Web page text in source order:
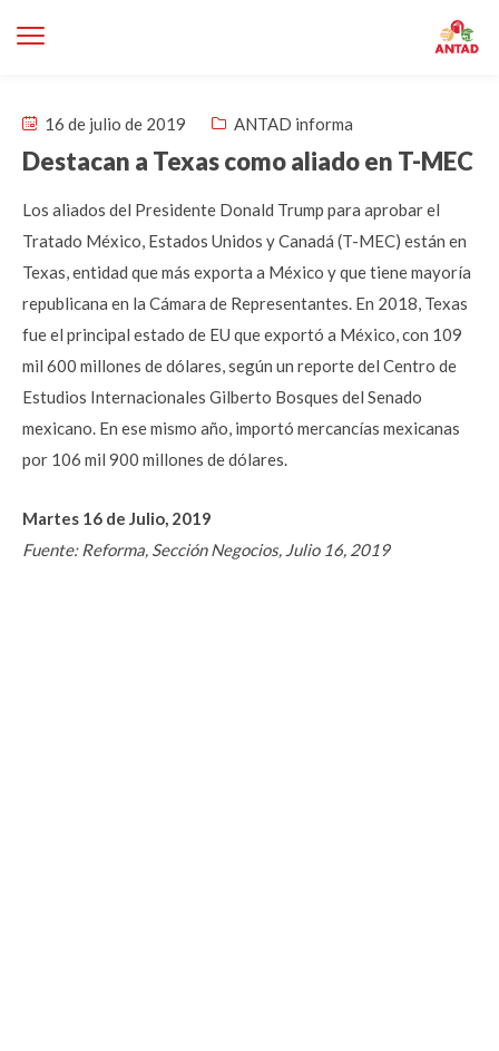
16 de julio de 2019 ANTAD informa
Destacan a Texas como aliado en T-MEC
Los aliados del Presidente Donald Trump para aprobar el
Tratado México, Estados Unidos y Canadá (T-MEC) están en
Texas, entidad que más exporta a México y que tiene mayoría
republicana en la Cámara de Representantes. En 2018, Texas
fue el principal estado de EU que exportó a México, con 109
mil 600 millones de dólares, según un reporte del Centro de
Estudios Internacionales Gilberto Bosques del Senado
mexicano. En ese mismo año, importó mercancías mexicanas
por 106 mil 900 millones de dólares.
Martes 16 de Julio, 2019
Fuente: Reforma, Sección Negocios, Julio 16, 2019